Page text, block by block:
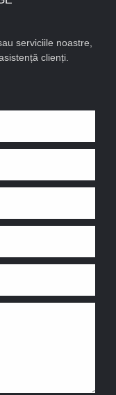
serviciile noastre,
clienți.